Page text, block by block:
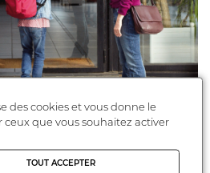
des cookies et vous donne le
ceux que vous souhaitez activer
TOUT ACCEPTER